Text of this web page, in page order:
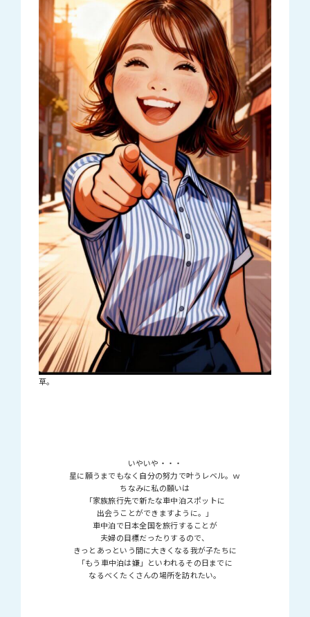
草。
いやいや・・・
星に願うまでもなく自分の努力で叶うレベル。ｗ
ちなみに私の願いは
「家族旅行先で新たな車中泊スポットに
出会うことができますように。」
車中泊で日本全国を旅行することが
夫婦の目標だったりするので、
きっとあっという間に大きくなる我が子たちに
「もう車中泊は嫌」といわれるその日までに
なるべくたくさんの場所を訪れたい。